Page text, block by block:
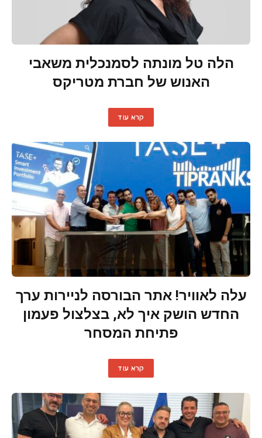
הלה טל מונתה לסמנכלית משאבי
האנוש של חברת מטריקס
קרא עוד
עלה לאוויר! אתר הבורסה לניירות ערך
החדש הושק איך לא, בצלצול פעמון
פתיחת המסחר
קרא עוד